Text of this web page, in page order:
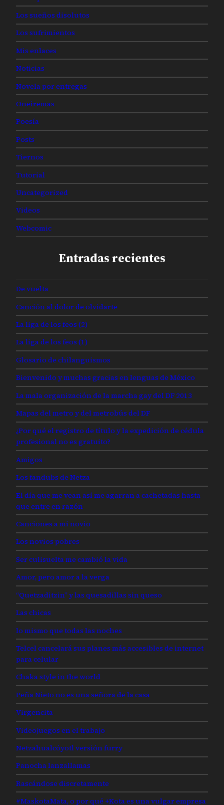
Los sueños disolutos
Los sufrimientos
Mis enlaces
Noticias
Novela por entregas
Oneiremas
Poesía
Posts
Tiernos
Tutorial
Uncategorized
Videos
Webcomic
Entradas recientes
De vuelta
Canción al dolor de olvidarte
La liga de los feos (2)
La liga de los feos (1)
Glosario de chilanguismos
Bienvenido y muchas gracias en lenguas de México
La mala organización de la marcha gay del DF 2013
Mapas del metro y del metrobús del DF
¿Por qué el registro de título y la expedición de cédula
profesional no es gratuito?
Amigos
Los fandubs de Netza
El día que me vean así me agarran a cachetadas hasta
que entre en razón
Canciones a mi novio
Los novios pobres
Ser culisuelta me cambió la vida
Amor, pero amor a la verga
“Quetzaditzin” y las quesadillas sin queso
Las chicas
lo mismo que todas las noches
Telcel cancelará sus planes más accesibles de internet
para celular
Chaka style in the world
Peña Nieto no es una señora de la casa
Virgencita
Videojuegos en el trabajo
Netzahualcóyotl versión furry
Panocha lanzallamas
Rascándose discretamente
#MaskotaMata, o por qué +Kota es una vulgar empresa